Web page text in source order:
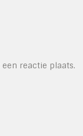
reactie plaats.